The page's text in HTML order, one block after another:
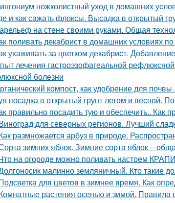
ножколистный уход в домашних
и как сажать флоксы. Высадка в открытый
на стене своими руками. Общая
поливать декабрист в домашних условиях
ухаживать за цветком декабрист.
лечения гастроэзофагеальной
болезни
компост, как удобрение для
посадка в открытый грунт летом и весной.
правильно посадить тую и обеспечить.. Как
для северных регионов. Лучший
размножается арбуз в природе.
зимних яблок. Зимние сорта яблок –
на огороде можно поливать настоем
малинно земляничный. Кто такие
для цветов в зимнее время. Как
растения осенью и зимой. Правила